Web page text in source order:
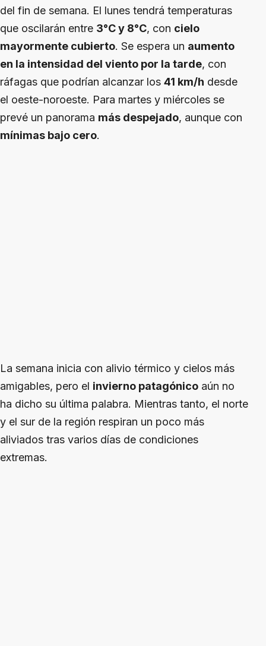
del fin de semana. El lunes tendrá temperaturas
que oscilarán entre 3°C y 8°C, con cielo
mayormente cubierto. Se espera un aumento
en la intensidad del viento por la tarde, con
ráfagas que podrían alcanzar los 41 km/h desde
el oeste-noroeste. Para martes y miércoles se
prevé un panorama más despejado, aunque con
mínimas bajo cero.
La semana inicia con alivio térmico y cielos más
amigables, pero el invierno patagónico aún no
ha dicho su última palabra. Mientras tanto, el norte
y el sur de la región respiran un poco más
aliviados tras varios días de condiciones
extremas.